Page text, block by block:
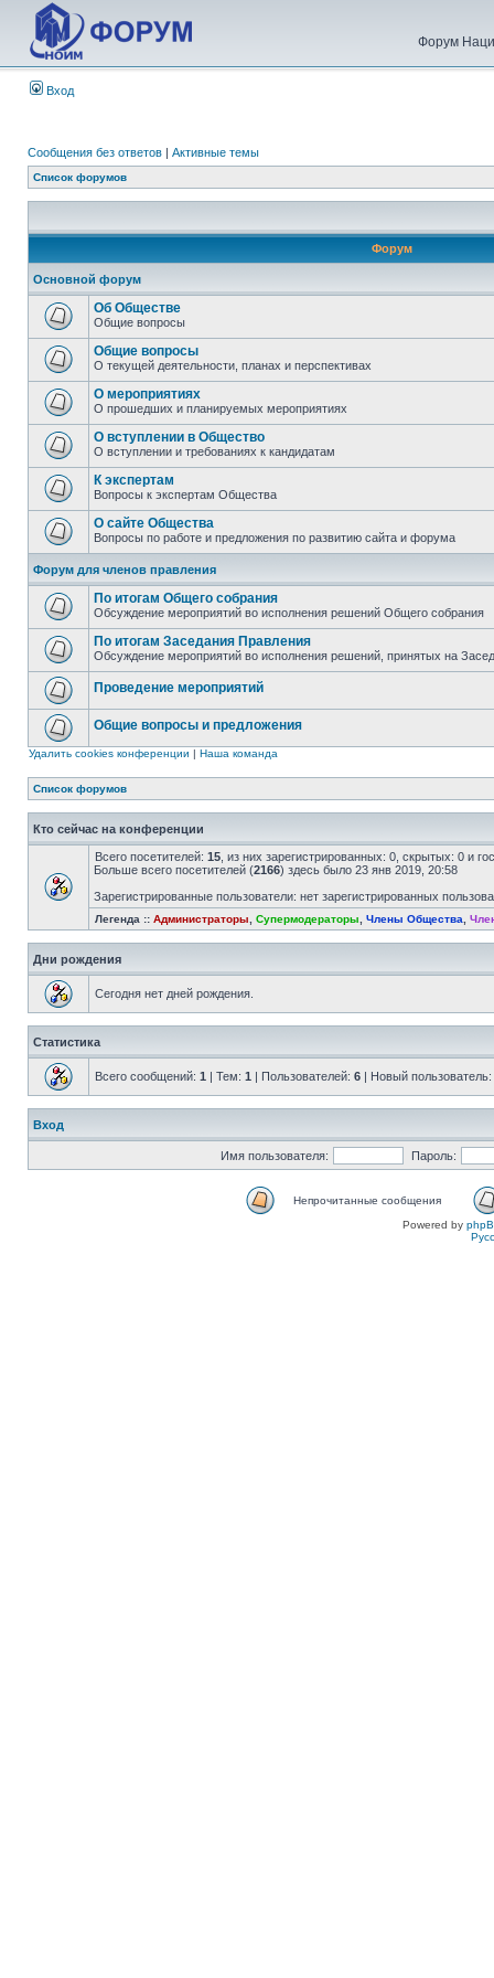
Форум
Вход
Сообщения без ответов | Активные темы
Список форумов
Форум
Основной форум
Об Обществе
Общие вопросы
Общие вопросы
О текущей деятельности, планах и перспективах
О мероприятиях
О прошедших и планируемых мероприятиях
О вступлении в Общество
О вступлении и требованиях к кандидатам
К экспертам
Вопросы к экспертам Общества
О сайте Общества
Вопросы по работе и предложения по развитию сайта и форума
Форум для членов правления
По итогам Общего собрания
Обсуждение мероприятий во исполнения решений Общего собрания
По итогам Заседания Правления
Обсуждение мероприятий во исполнения решений, принятых на
Проведение мероприятий
Общие вопросы и предложения
Удалить cookies конференции | Наша команда
Список форумов
Кто сейчас на конференции
Всего посетителей: 15 , из них зарегистрированных: 0, скрытых: 0 и
Больше всего посетителей (2166) здесь было 23 янв 2019, 20:58
Зарегистрированные пользователи: нет зарегистрированных
Легенда :: Администраторы Супермодераторы Члены Общества
Дни рождения
Сегодня нет дней рождения.
Статистика
Всего сообщений: 1 | Тем: 1 | Пользователей: 6 | Новый пользователь:
Вход
Имя пользователя: Пароль:
Непрочитанные сообщения
Powered by